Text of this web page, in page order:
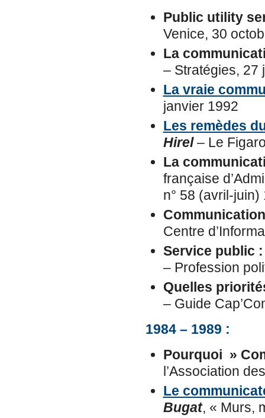
Public utility
Venice, 30
La
– Stratégies, 27
La vraie
janvier 1992
Les remèdes
Hirel– Le
La
française
n° 58 (avril-juin)
Centre
Service public
– Profession
Quelles
– Guide
1984 – 1989 :
Pourquoi »
l’Association
Le
Bugat, « Murs,